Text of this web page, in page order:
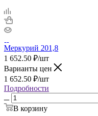
Меркурий 201,8
1 652.50 ₽/шт
Варианты цен
1 652.50 ₽/шт
Подробности
В корзину